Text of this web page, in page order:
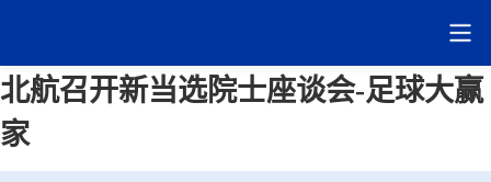
北航召开新当选院士座谈会-足球大赢
家